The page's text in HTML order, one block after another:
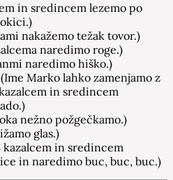
in sredincem lezemo po
nakažemo težak tovor.)
naredimo roge.)
naredimo hiško.)
(Ime Marko lahko zamenjamo z
in sredincem
nežno požgečkamo.)
glas.)
kazalcem in sredincem
in naredimo buc, buc, buc.)